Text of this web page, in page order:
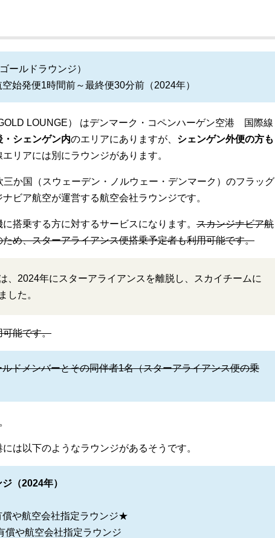
ールドラウンジ）
始発便1時間前～最終便30分前（2024年）
LOUNGE） はデンマーク・コペンハーゲン空港 国際線
・シェンゲン内のエリアにありますが、 シェンゲン外便の方も
エリアには別にラウンジがあります。
か国（スウェーデン・ノルウェー・デンマーク）のフラッグ
ビア航空が運営する航空会社ラウンジです。
搭乗する方に対するサービスになります。 スカンジナビア航
め、スターアライアンス便搭乗予定者も利用可能です。
、2024年にスターアライアンスを離脱し、スカイチームに
した。
可能です。
ドメンバーとその同伴者1名（スターアライアンス便の乗
は以下のようなラウンジがあるそうです。
（2024年）
や航空会社指定ラウンジ★
償や航空会社指定ラウンジ